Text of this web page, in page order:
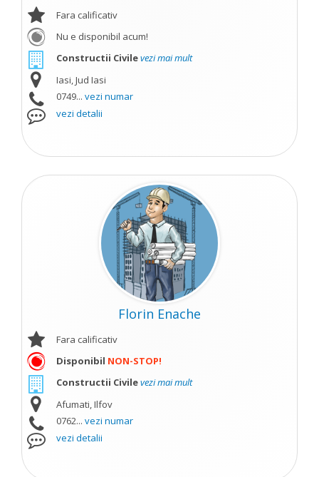
Fara calificativ
Nu e disponibil acum!
Constructii Civilevezi mai mult
Iasi, Jud Iasi
0749... vezi numar
vezi detalii
Florin Enache
Fara calificativ
Disponibil NON-STOP!
Constructii Civilevezi mai mult
Afumati, Ilfov
0762... vezi numar
vezi detalii